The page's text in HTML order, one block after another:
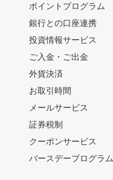
ポイントプログラム
銀行との口座連携
投資情報サービス
ご入金・ご出金
外貨決済
お取引時間
メールサービス
証券税制
クーポンサービス
バースデープログラム